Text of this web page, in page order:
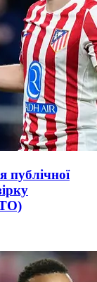
публічної